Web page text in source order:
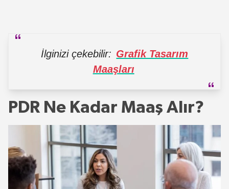
İlginizi çekebilir: Grafik Tasarım
Maaşları
PDR Ne Kadar Maaş Alır?